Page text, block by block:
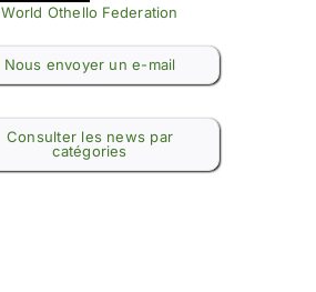
World Othello Federation
Nous envoyer un e-mail
Consulter les news par
catégories